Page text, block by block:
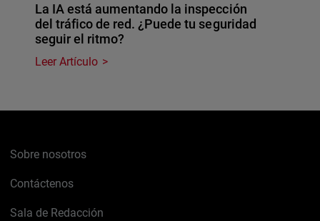
La IA está aumentando la inspección
del tráfico de red. ¿Puede tu seguridad
seguir el ritmo?
Leer Artículo
Sobre nosotros
Contáctenos
Sala de Redacción